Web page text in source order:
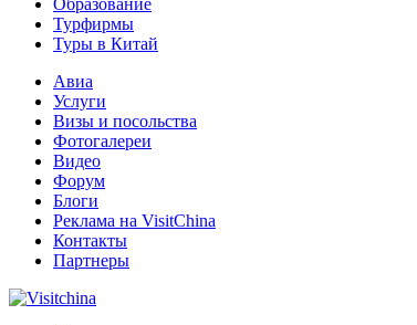
Образование
Турфирмы
Туры в Китай
Авиа
Услуги
Визы и посольства
Фотогалереи
Видео
Форум
Блоги
Реклама на VisitChina
Контакты
Партнеры